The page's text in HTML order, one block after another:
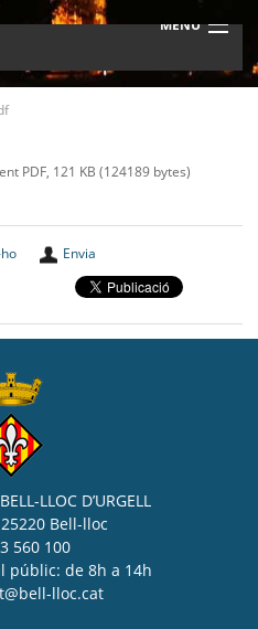
MENU
PDF, 121 KB (124189 bytes)
Envia
LLOC D’URGELL
Bell-lloc
560 100
públic: de 8h a 14h
lloc.cat